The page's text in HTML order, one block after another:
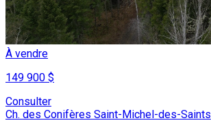
À vendre
149 900 $
Consulter
Ch. des Conifères Saint-Michel-des-Saints